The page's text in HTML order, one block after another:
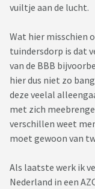
vuiltje aan de lucht.
Wat hier misschien
tuindersdorp is dat
van de BBB
hier dus niet zo
deze veelal
met zich
verschillen weet
moet gewoon van
Als laatste werk ik
Nederland in een